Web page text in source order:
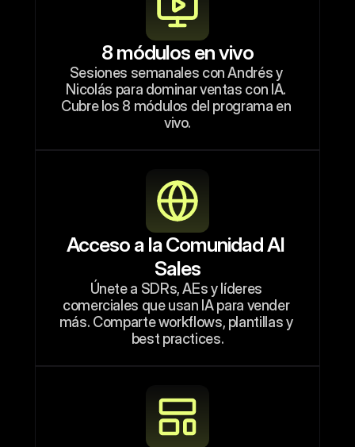
8 módulos en vivo
Sesiones semanales con Andrés y
Nicolás para dominar ventas con IA.
Cubre los 8 módulos del programa en
vivo.
Acceso a la Comunidad AI
Sales
Únete a SDRs, AEs y líderes
comerciales que usan IA para vender
más. Comparte workflows, plantillas y
best practices.